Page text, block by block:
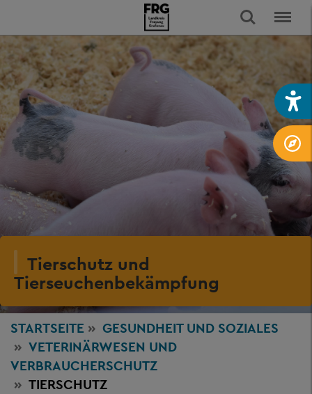
Tierschutz und
Tierseuchenbekämpfung
STARTSEITE GESUNDHEIT UND SOZIALES
VETERINÄRWESEN UND
VERBRAUCHERSCHUTZ
TIERSCHUTZ